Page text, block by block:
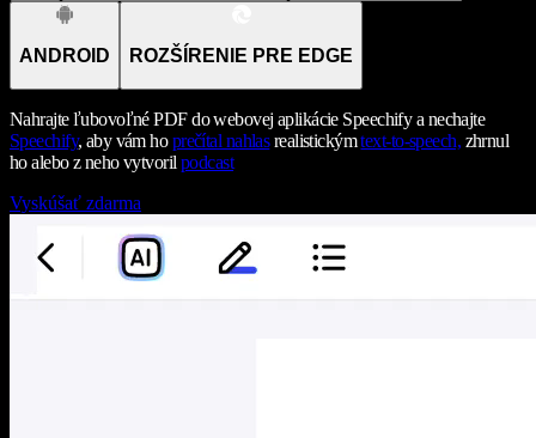
ANDROID ROZŠÍRENIE PRE EDGE
Nahrajte ľubovoľné PDF do webovej aplikácie Speechify a nechajte
Speechify, aby vám hoprečítal nahlasrealistickýmtext-to-speech, zhrnul
ho alebo z neho vytvorilpodcast
Vyskúšať zdarma